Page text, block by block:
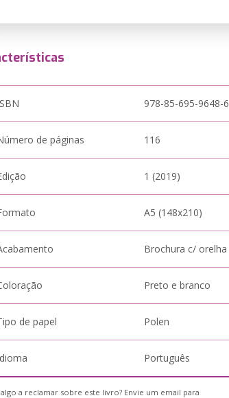
978-85-695-9648-6
de páginas 116
1 (2019)
A5 (148x210)
Brochura c/ orelha
Preto e branco
de papel Polen
Português
a reclamar sobre este livro? Envie um email para